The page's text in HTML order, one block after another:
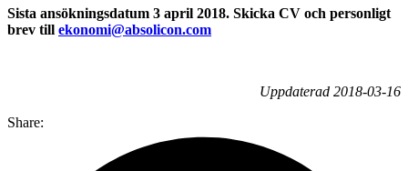
Sista ansökningsdatum 3 april 2018. Skicka CV och personligt
brev till ekonomi@absolicon.com
Uppdaterad 2018-03-16
Share: